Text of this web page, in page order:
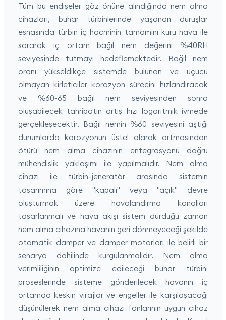
Tüm bu endişeler göz önüne alındığında nem alma
cihazları, buhar türbinlerinde yaşanan duruşlar
esnasında türbin iç hacminin tamamını kuru hava ile
sararak iç ortam bağıl nem değerini %40RH
seviyesinde tutmayı hedeflemektedir. Bağıl nem
oranı yükseldikçe sistemde bulunan ve uçucu
olmayan kirleticiler korozyon sürecini hızlandıracak
ve %60-65 bağıl nem seviyesinden sonra
oluşabilecek tahribatın artış hızı logaritmik ivmede
gerçekleşecektir. Bağıl nemin %60 seviyesini aştığı
durumlarda korozyonun üstel olarak artmasından
ötürü nem alma cihazının entegrasyonu doğru
mühendislik yaklaşımı ile yapılmalıdır. Nem alma
cihazı ile türbin-jeneratör arasında sistemin
tasarımına göre "kapalı" veya "açık" devre
oluşturmak üzere havalandırma kanalları
tasarlanmalı ve hava akışı sistem durduğu zaman
nem alma cihazına havanın geri dönmeyeceği şekilde
otomatik damper ve damper motorları ile belirli bir
senaryo dahilinde kurgulanmalıdır. Nem alma
verimliliğinin optimize edileceği buhar türbini
proseslerinde sisteme gönderilecek havanın iç
ortamda keskin virajlar ve engeller ile karşılaşacağı
düşünülerek nem alma cihazı fanlarının uygun cihaz